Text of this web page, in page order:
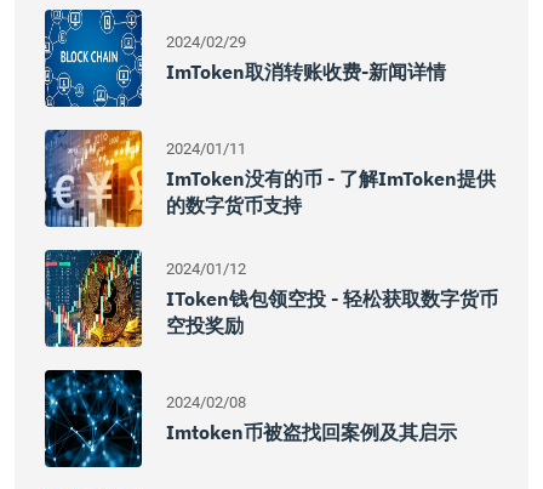
2024/02/29
ImToken取消转账收费-新闻详情
2024/01/11
ImToken没有的币 - 了解imToken提供
的数字货币支持
2024/01/12
IToken钱包领空投 - 轻松获取数字货币
空投奖励
2024/02/08
Imtoken币被盗找回案例及其启示